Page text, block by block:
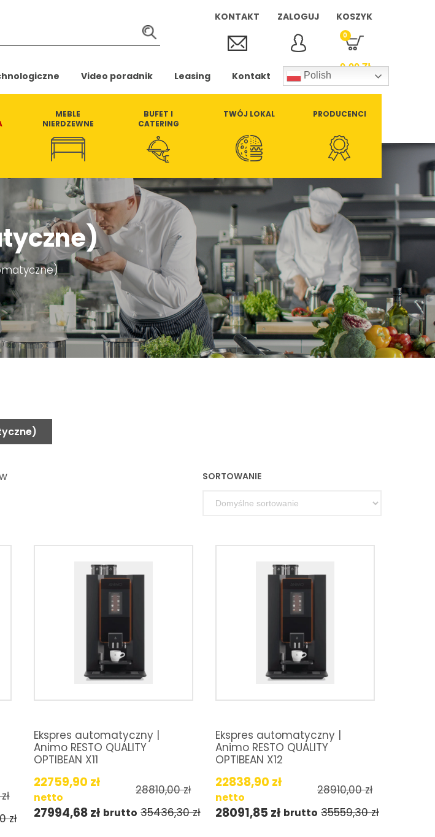
KONTAKT ZALOGUJ KOSZYK
0
0,00ZŁ
Video poradnik Leasing Kontakt Polish
MEBLE
NIERDZEWNE
BUFET I
CATERING
TWÓJ LOKAL PRODUCENCI
SORTOWANIE
zł
zł
Ekspres automatyczny |
Animo RESTO QUALITY
OPTIBEAN X11
22759,90 zł
netto
28810,00zł
27994,68zł brutto 35436,30zł
Ekspres automatyczny |
Animo RESTO QUALITY
OPTIBEAN X12
22838,90 zł
netto
28910,00zł
28091,85 zł brutto 35559,30zł